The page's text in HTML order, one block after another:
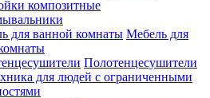
композитные
Мебель для
Полотенцесушители